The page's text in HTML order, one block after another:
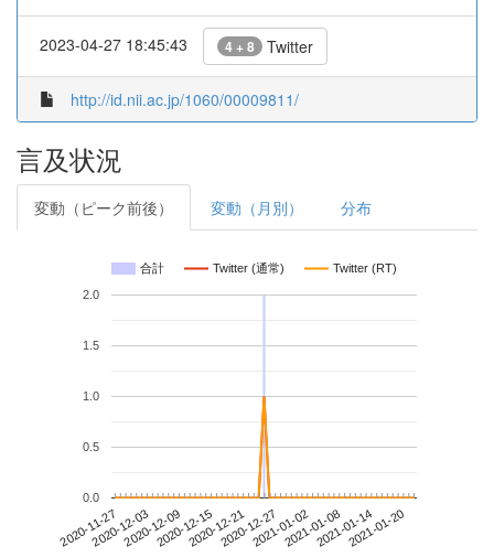
2023-04-27 18:45:43 4 + 8 Twitter
http://id.nii.ac.jp/1060/00009811/
言及状況
変動（ピーク前後） 変動（月別） 分布
合計 Twitter (通常) Twitter (RT)
2020-11-272020-12-032020-12-092020-12-152020-12-212020-12-272021-01-022021-01-082021-01-142021-01-20
0.0
0.5
1.0
1.5
2.0